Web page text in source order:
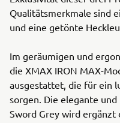
Qualitätsmerkmale sind
und eine getönte
Im geräumigen und
die XMAX IRON MAX-
ausgestattet, die für ein
sorgen. Die elegante
Sword Grey wird ergänzt